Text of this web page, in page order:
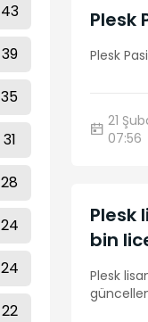
43
39
35
31
28
24
24
22
Plesk
Plesk
21
07:56
Plesk
bin
Plesk